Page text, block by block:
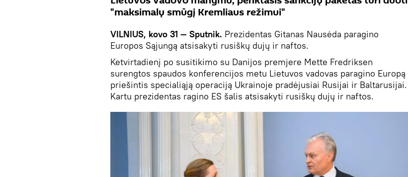
"maksimalų smūgį Kremliaus režimui"
VILNIUS, kovo 31 — Sputnik. Prezidentas Gitanas Nausėda paragino
Europos Sąjungą atsisakyti rusiškų dujų ir naftos.
Ketvirtadienį po susitikimo su Danijos premjere Mette Fredriksen
surengtos spaudos konferencijos metu Lietuvos vadovas paragino Europą
priešintis specialiąją operaciją Ukrainoje pradėjusiai Rusijai ir Baltarusijai.
Kartu prezidentas ragino ES šalis atsisakyti rusiškų dujų ir naftos.